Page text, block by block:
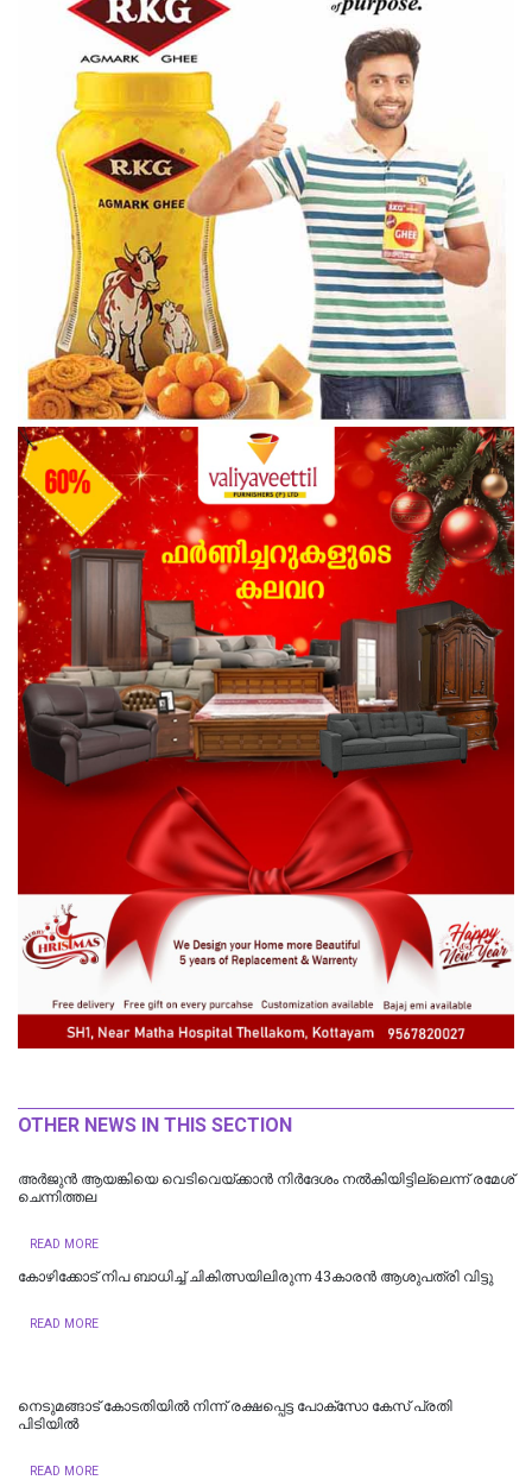
OTHER NEWS IN THIS SECTION
അർജുൻ ആയങ്കിയെ വെടിവെയ്ക്കാൻ നിർദേശം നൽകിയിട്ടില്ലെന്ന് രമേശ്
ചെന്നിത്തല
READ MORE
കോഴിക്കോട് നിപ ബാധിച്ച് ചികിത്സയിലിരുന്ന 43കാരന്‍ ആശുപത്രി വിട്ടു
READ MORE
നെടുമങ്ങാട് കോടതിയില്‍ നിന്ന് രക്ഷപ്പെട്ട പോക്‌സോ കേസ് പ്രതി
പിടിയില്‍
READ MORE